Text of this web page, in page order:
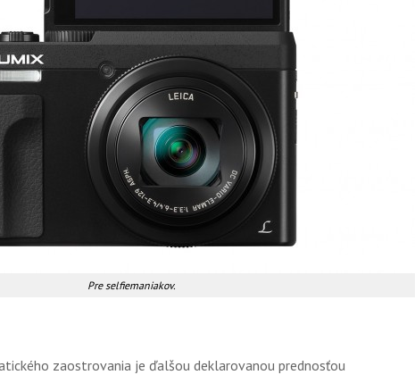
Pre selfiemaniakov.
zaostrovania je ďalšou deklarovanou prednosťou